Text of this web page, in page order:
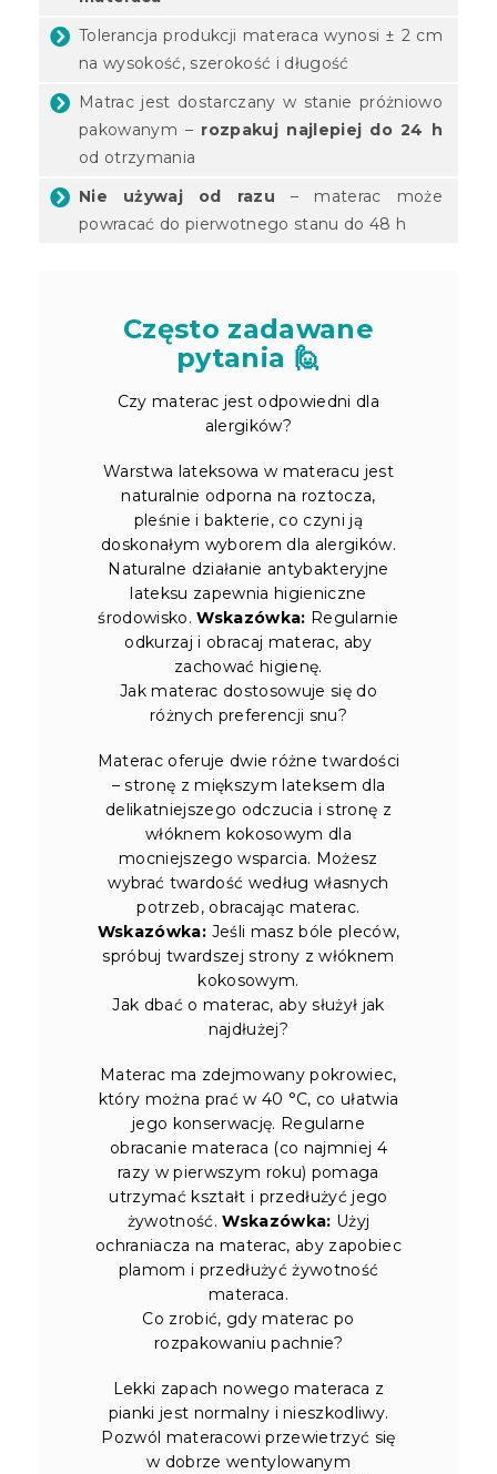
Tolerancja produkcji materaca wynosi ± 2 cm
na wysokość, szerokość i długość
Matrac jest dostarczany w stanie próżniowo
pakowanym – rozpakuj najlepiej do 24 h
od otrzymania
Nie używaj od razu – materac może
powracać do pierwotnego stanu do 48 h
Często zadawane
pytania 🙋
Czy materac jest odpowiedni dla
alergików?
Warstwa lateksowa w materacu jest
naturalnie odporna na roztocza,
pleśnie i bakterie, co czyni ją
doskonałym wyborem dla alergików.
Naturalne działanie antybakteryjne
lateksu zapewnia higieniczne
środowisko.Wskazówka: Regularnie
odkurzaj i obracaj materac, aby
zachować higienę.
Jak materac dostosowuje się do
różnych preferencji snu?
Materac oferuje dwie różne twardości
– stronę z miększym lateksem dla
delikatniejszego odczucia i stronę z
włóknem kokosowym dla
mocniejszego wsparcia. Możesz
wybrać twardość według własnych
potrzeb, obracając materac.
Wskazówka: Jeśli masz bóle pleców,
spróbuj twardszej strony z włóknem
kokosowym.
Jak dbać o materac, aby służył jak
najdłużej?
Materac ma zdejmowany pokrowiec,
który można prać w 40 °C, co ułatwia
jego konserwację. Regularne
obracanie materaca (co najmniej 4
razy w pierwszym roku) pomaga
utrzymać kształt i przedłużyć jego
żywotność.Wskazówka: Użyj
ochraniacza na materac, aby zapobiec
plamom i przedłużyć żywotność
materaca.
Co zrobić, gdy materac po
rozpakowaniu pachnie?
Lekki zapach nowego materaca z
pianki jest normalny i nieszkodliwy.
Pozwól materacowi przewietrzyć się
w dobrze wentylowanym